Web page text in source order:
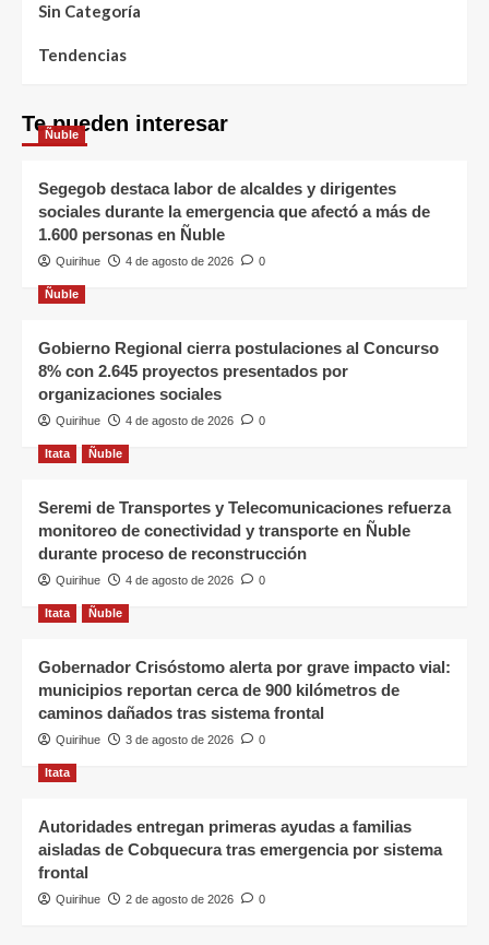
Sin Categoría
Tendencias
Te pueden interesar
Ñuble
Segegob destaca labor de alcaldes y dirigentes
sociales durante la emergencia que afectó a más de
1.600 personas en Ñuble
Quirihue 4 de agosto de 2026 0
Ñuble
Gobierno Regional cierra postulaciones al Concurso
8% con 2.645 proyectos presentados por
organizaciones sociales
Quirihue 4 de agosto de 2026 0
Itata Ñuble
Seremi de Transportes y Telecomunicaciones refuerza
monitoreo de conectividad y transporte en Ñuble
durante proceso de reconstrucción
Quirihue 4 de agosto de 2026 0
Itata Ñuble
Gobernador Crisóstomo alerta por grave impacto vial:
municipios reportan cerca de 900 kilómetros de
caminos dañados tras sistema frontal
Quirihue 3 de agosto de 2026 0
Itata
Autoridades entregan primeras ayudas a familias
aisladas de Cobquecura tras emergencia por sistema
frontal
Quirihue 2 de agosto de 2026 0